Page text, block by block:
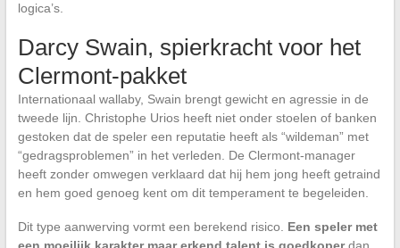
logica’s.
Darcy Swain, spierkracht voor het
Clermont-pakket
Internationaal wallaby, Swain brengt gewicht en agressie in de
tweede lijn. Christophe Urios heeft niet onder stoelen of banken
gestoken dat de speler een reputatie heeft als “wildeman” met
“gedragsproblemen” in het verleden. De Clermont-manager
heeft zonder omwegen verklaard dat hij hem jong heeft getraind
en hem goed genoeg kent om dit temperament te begeleiden.
Dit type aanwerving vormt een berekend risico. Een speler met